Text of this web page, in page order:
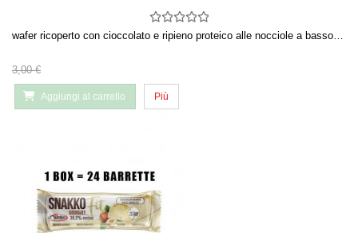
wafer ricoperto con cioccolato e ripieno proteico alle nocciole a basso…
3,00 €
Aggiungi al carrello Più